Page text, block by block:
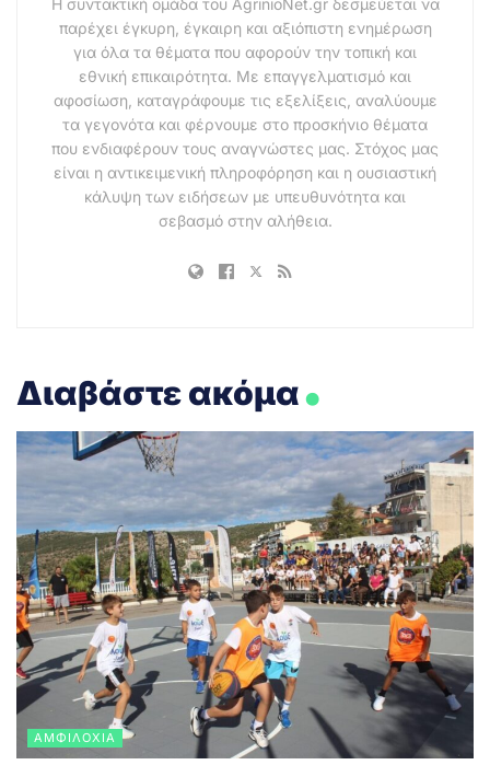
Η συντακτική ομάδα του AgrinioNet.gr δεσμεύεται να
παρέχει έγκυρη, έγκαιρη και αξιόπιστη ενημέρωση
για όλα τα θέματα που αφορούν την τοπική και
εθνική επικαιρότητα. Με επαγγελματισμό και
αφοσίωση, καταγράφουμε τις εξελίξεις, αναλύουμε
τα γεγονότα και φέρνουμε στο προσκήνιο θέματα
που ενδιαφέρουν τους αναγνώστες μας. Στόχος μας
είναι η αντικειμενική πληροφόρηση και η ουσιαστική
κάλυψη των ειδήσεων με υπευθυνότητα και
σεβασμό στην αλήθεια.
Διαβάστε ακόμα.
ΑΜΦΙΛΟΧΊΑ